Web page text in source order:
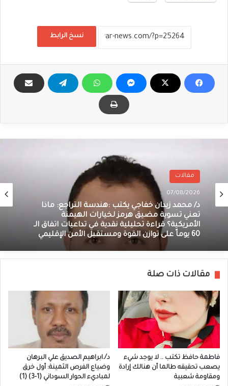
نسخ الرابط
مقالات
07/08/2026
د/ محمد زيدان خفاجي يكتب :هندسة التراجع: ماذا
تعني تسوية مضيق هرمز لخيارات الهيمنة
الأمريكية؟ قراءة تحليلية نقدية في تداعيات اتفاق الـ
60 يوماً على توازن القوة ومستقبل الأمن الإقليمي
مقالات ذات صلة
فاطمة حافظ تكتب .. لا يوجد شيء
يصعب تحقيقه طالما أن هنالك إرادة
ومقاومة شعبية
د/.ابراهيم الصديق علي البرهان
وضياع الفرص الثمينة: أول خرق
لمباديء الحوار السوداني (1-3) (1)